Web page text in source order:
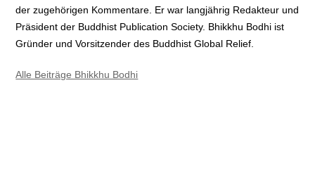
der zugehörigen Kommentare. Er war langjährig Redakteur und
Präsident der Buddhist Publication Society. Bhikkhu Bodhi ist
Gründer und Vorsitzender des Buddhist Global Relief.
Alle Beiträge Bhikkhu Bodhi